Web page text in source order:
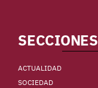
SECCIONES
ACTUALIDAD
SOCIEDAD